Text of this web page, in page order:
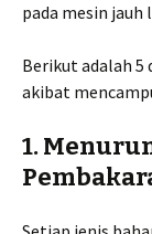
pada mesin jauh
Berikut adalah 5
akibat
1.